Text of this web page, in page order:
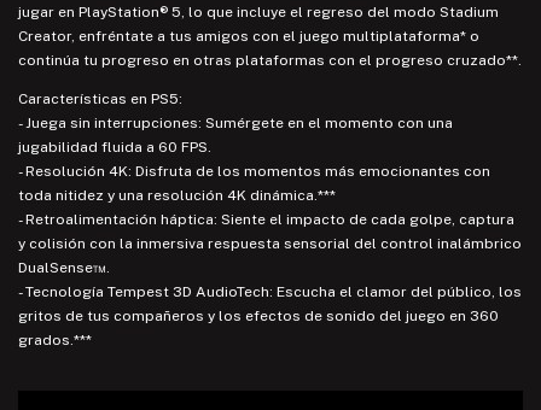
jugar en PlayStation® 5, lo que incluye el regreso del modo Stadium
Creator, enfréntate a tus amigos con el juego multiplataforma* o
continúa tu progreso en otras plataformas con el progreso cruzado**.
Características en PS5:
- Juega sin interrupciones: Sumérgete en el momento con una
jugabilidad fluida a 60 FPS.
- Resolución 4K: Disfruta de los momentos más emocionantes con
toda nitidez y una resolución 4K dinámica.***
- Retroalimentación háptica: Siente el impacto de cada golpe, captura
y colisión con la inmersiva respuesta sensorial del control inalámbrico
DualSense™.
- Tecnología Tempest 3D AudioTech: Escucha el clamor del público, los
gritos de tus compañeros y los efectos de sonido del juego en 360
grados.***